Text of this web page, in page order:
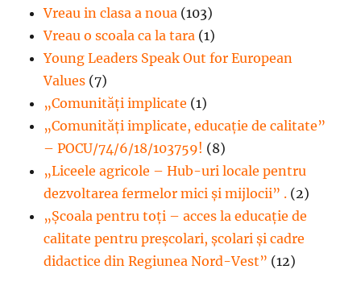
Vreau in clasa a noua (103)
Vreau o scoala ca la tara (1)
Young Leaders Speak Out for European
Values (7)
„Comunități implicate (1)
„Comunități implicate, educație de calitate”
– POCU/74/6/18/103759! (8)
„Liceele agricole – Hub-uri locale pentru
dezvoltarea fermelor mici şi mijlocii” . (2)
„Școala pentru toți – acces la educație de
calitate pentru preșcolari, școlari și cadre
didactice din Regiunea Nord-Vest” (12)